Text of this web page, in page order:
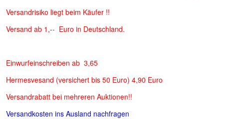
Versandrisiko liegt beim Käufer !!
Versand ab 1,-- Euro in Deutschland.
Einwurfeinschreiben ab 3,65
Hermesvesand (versichert bis 50 Euro) 4,90 Euro
Versandrabatt bei mehreren Auktionen!!
Versandkosten ins Ausland nachfragen